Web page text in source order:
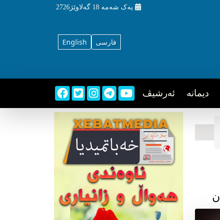
یه‌ک شه‌مه‌ 18 گه‌لاوێژ2726
English فارسی
دیمانه ئه‌رشیڤ